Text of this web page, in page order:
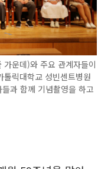
운데)와 주요 관계자들이
릭대학교 성빈센트병원
과 함께 기념촬영을 하고